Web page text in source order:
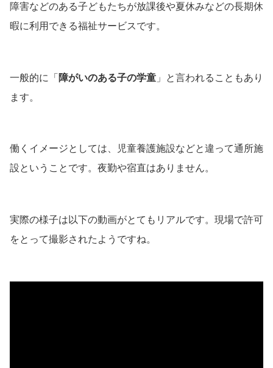
障害などのある子どもたちが放課後や夏休みなどの長期休
暇に利用できる福祉サービスです。
一般的に「 障がいのある子の学童 」と言われることもあり
ます。
働くイメージとしては、児童養護施設などと違って通所施
設ということです。夜勤や宿直はありません。
実際の様子は以下の動画がとてもリアルです。現場で許可
をとって撮影されたようですね。